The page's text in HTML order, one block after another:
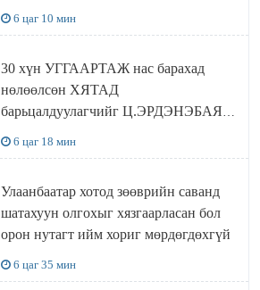
6 цаг 10 мин
30 хүн УГГААРТАЖ нас барахад
нөлөөлсөн ХЯТАД
барьцалдуулагчийг Ц.ЭРДЭНЭБАЯР
6 цаг 18 мин
Улаанбаатар хотод зөөврийн саванд
шатахуун олгохыг хязгаарласан бол
орон нутагт ийм хориг мөрдөгдөхгүй
6 цаг 35 мин